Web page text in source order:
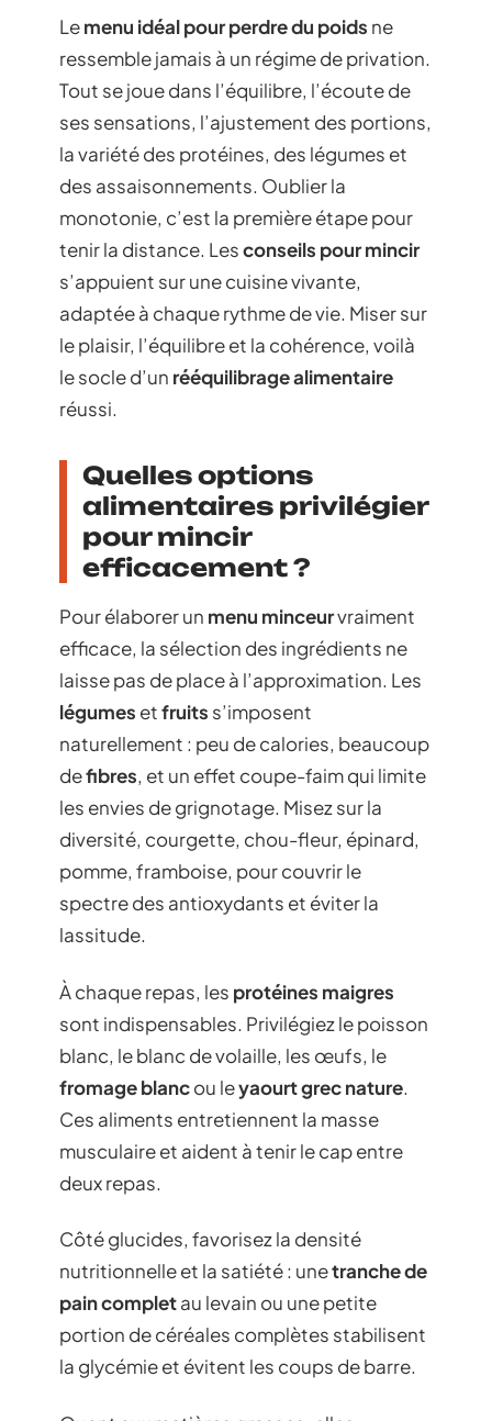
Lemenu idéal pour perdre du poids ne
ressemble jamais à un régime de privation.
Tout se joue dans l’équilibre, l’écoute de
ses sensations, l’ajustement des portions,
la variété des protéines, des légumes et
des assaisonnements. Oublier la
monotonie, c’est la première étape pour
tenir la distance. Lesconseils pour mincir
s’appuient sur une cuisine vivante,
adaptée à chaque rythme de vie. Miser sur
le plaisir, l’équilibre et la cohérence, voilà
le socle d’un rééquilibrage alimentaire
réussi.
Quelles options
alimentaires privilégier
pour mincir
efficacement ?
Pour élaborer un menu minceurvraiment
efficace, la sélection des ingrédients ne
laisse pas de place à l’approximation. Les
légumes etfruits s’imposent
naturellement : peu de calories, beaucoup
defibres, et un effet coupe-faim qui limite
les envies de grignotage. Misez sur la
diversité, courgette, chou-fleur, épinard,
pomme, framboise, pour couvrir le
spectre des antioxydants et éviter la
lassitude.
À chaque repas, les protéines maigres
sont indispensables. Privilégiez le poisson
blanc, le blanc de volaille, les œufs, le
fromage blancou leyaourt grec nature.
Ces aliments entretiennent la masse
musculaire et aident à tenir le cap entre
deux repas.
Côté glucides, favorisez la densité
nutritionnelle et la satiété : unetranche de
pain completau levain ou une petite
portion de céréales complètes stabilisent
la glycémie et évitent les coups de barre.